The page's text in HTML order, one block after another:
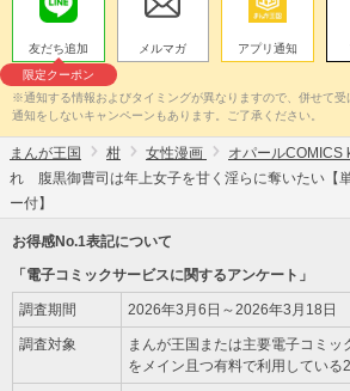
友だち追加
限定クーポン
メルマガ アプリ通知
※通知する情報およびタイミングが異なりますので、併せて
通知をしないキャンペーンもあります。ご了承ください。
まんが王国 柑 女性漫画 オパールCOMICS
れ 腹黒御曹司は年上女子を甘く淫らに奪いたい【
ー付】
お得感No.1表記について
「電子コミックサービスに関するアンケート」
調査期間 2026年3月6日～2026年3月18日
調査対象
まんが王国または主要電子コミ
をメイン且つ有料で利用している